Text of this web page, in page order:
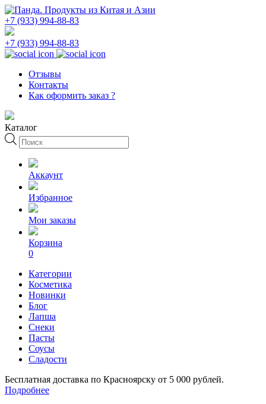
+7 (933) 994-88-83
+7 (933) 994-88-83
Отзывы
Контакты
Как оформить заказ ?
Каталог
Поиск
товаров
Аккаунт
Избранное
Мои заказы
Корзина
0
Категории
Косметика
Новинки
Блог
Лапша
Снеки
Пасты
Соусы
Сладости
Бесплатная доставка по Красноярску от 5 000 рублей.
Подробнее